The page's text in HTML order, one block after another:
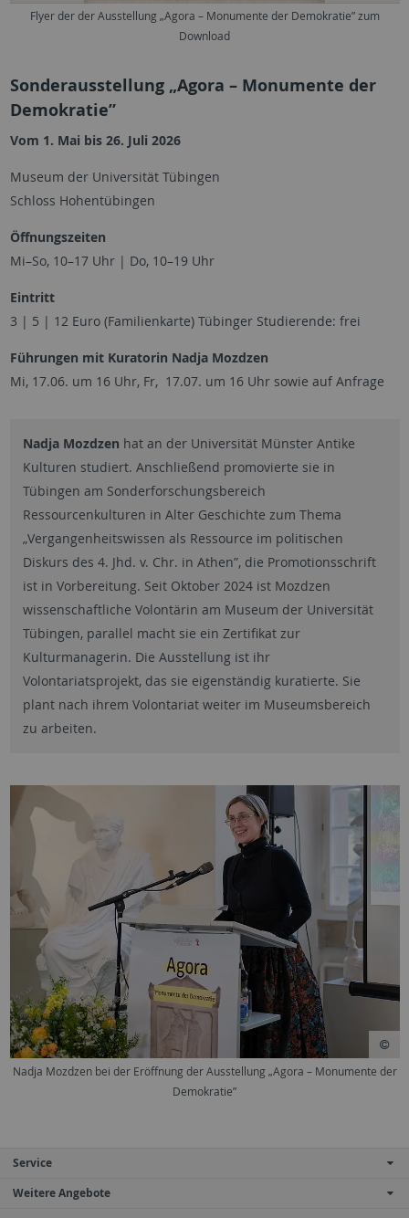
Flyer der der Ausstellung „Agora – Monumente der Demokratie” zum
Download
Sonderausstellung „Agora – Monumente der
Demokratie”
Vom 1. Mai bis 26. Juli 2026
Museum der Universität Tübingen
Schloss Hohentübingen
Öffnungszeiten
Mi–So, 10–17 Uhr | Do, 10–19 Uhr
Eintritt
3 | 5 | 12 Euro (Familienkarte) Tübinger Studierende: frei
Führungen mit Kuratorin Nadja Mozdzen
Mi, 17.06. um 16 Uhr, Fr, 17.07. um 16 Uhr sowie auf Anfrage
Nadja Mozdzen hat an der Universität Münster Antike
Kulturen studiert. Anschließend promovierte sie in
Tübingen am Sonderforschungsbereich
Ressourcenkulturen in Alter Geschichte zum Thema
„Vergangenheitswissen als Ressource im politischen
Diskurs des 4. Jhd. v. Chr. in Athen”, die Promotionsschrift
ist in Vorbereitung. Seit Oktober 2024 ist Mozdzen
wissenschaftliche Volontärin am Museum der Universität
Tübingen, parallel macht sie ein Zertifikat zur
Kulturmanagerin. Die Ausstellung ist ihr
Volontariatsprojekt, das sie eigenständig kuratierte. Sie
plant nach ihrem Volontariat weiter im Museumsbereich
zu arbeiten.
Nadja Mozdzen bei der Eröffnung der Ausstellung „Agora – Monumente der
Demokratie”
Service
Weitere Angebote